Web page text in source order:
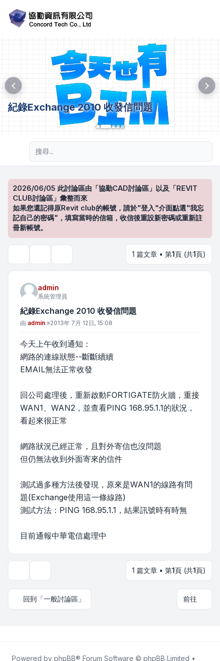
紀錄Exchange 2010 收發信問題
2026/06/05 此討論區由「協勤CAD討論區」以及「REVIT
CLUB討論區」彙整而來
如果您還記得原Revit club的帳號，請於"登入"介面點選"我忘
記自己的密碼"，填寫當時的信箱，收信後重設新密碼或重新註
冊新帳號。
1 篇文章 • 第1頁 (共1頁)
admin
系統管理員
紀錄Exchange 2010 收發信問題
文章
由 admin »2013年 7月 12日, 15:08
今天上午收到通知：
網路的連線狀態--斷斷續續
EMAIL無法正常收發
回公司處理後，重新啟動FORTIGATE防火牆，重接
WAN1、WAN2，並查看PING 168.95.1.1的狀況，
看起來很正常
網路狀況已經正常，且對外寄信也沒問題
但仍無法收到外面寄來的信件
測試過多種方法後發現，原來是WAN1的線路有問
題(Exchange使用這一條線路)
測試方法：PING 168.95.1.1，結果訊號時有時無
目前通報中華電信處理中
1 篇文章 • 第1頁 (共1頁)
回到「一般討論區」 前往
Powered by phpBB® Forum Software © phpBB Limited •